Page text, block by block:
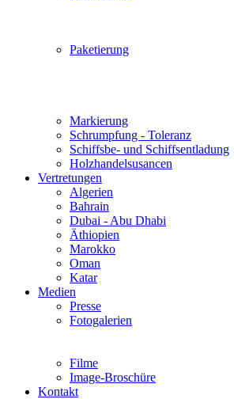
Paketierung
Markierung
Schrumpfung - Toleranz
Schiffsbe- und Schiffsentladung
Holzhandelsusancen
Vertretungen
Algerien
Bahrain
Dubai - Abu Dhabi
Äthiopien
Marokko
Oman
Katar
Medien
Presse
Fotogalerien
Filme
Image-Broschüre
Kontakt